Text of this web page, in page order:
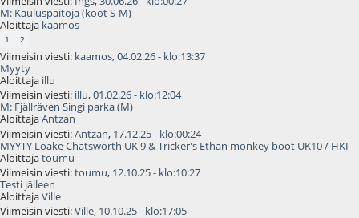
M: Kauluspaitoja (koot S-M)
Aloittaja kaamos
1 2
Viimeisin viesti: kaamos,04.02.26 - klo:13:37
Myyty
Aloittaja illu
Viimeisin viesti: illu,01.02.26 - klo:12:04
M: Fjällräven Singi parka (M)
AloittajaAntzan
Viimeisin viesti:Antzan, 17.12.25 - klo:00:24
MYYTY Loake Chatsworth UK 9 & Tricker's Ethan monkey boot UK10 / HKI
Aloittajatoumu
Viimeisin viesti:toumu, 12.10.25 - klo:10:27
Testi jälleen
AloittajaVille
Viimeisin viesti:Ville, 10.10.25 - klo:17:05